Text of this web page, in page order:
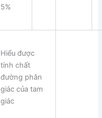
5%
Hiểu được
tính chất
đường phân
giác của tam
giác